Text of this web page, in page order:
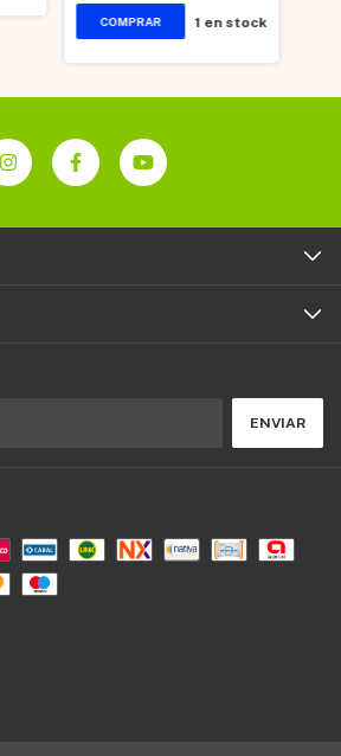
1 en stock